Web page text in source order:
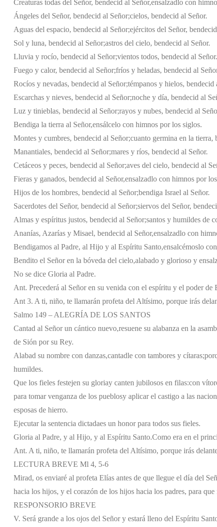
Creaturas todas del Señor, bendecid al Señor,ensalzadlo con
Ángeles del Señor, bendecid al Señor;cielos, bendecid al Señor.
Aguas del espacio, bendecid al Señor;ejércitos del Señor,
Sol y luna, bendecid al Señor;astros del cielo, bendecid al Señor.
Lluvia y rocío, bendecid al Señor;vientos todos, bendecid al Señor.
Fuego y calor, bendecid al Señor;fríos y heladas, bendecid al
Rocíos y nevadas, bendecid al Señor;témpanos y hielos, bendecid
Escarchas y nieves, bendecid al Señor;noche y día, bendecid al
Luz y tinieblas, bendecid al Señor;rayos y nubes, bendecid al
Bendiga la tierra al Señor,ensálcelo con himnos por los siglos.
Montes y cumbres, bendecid al Señor;cuanto germina en la tierra,
Manantiales, bendecid al Señor;mares y ríos, bendecid al Señor.
Cetáceos y peces, bendecid al Señor;aves del cielo, bendecid al
Fieras y ganados, bendecid al Señor,ensalzadlo con himnos por
Hijos de los hombres, bendecid al Señor;bendiga Israel al Señor.
Sacerdotes del Señor, bendecid al Señor;siervos del Señor,
Almas y espíritus justos, bendecid al Señor;santos y humildes de
Ananías, Azarías y Misael, bendecid al Señor,ensalzadlo con
Bendigamos al Padre, al Hijo y al Espíritu Santo,ensalcémoslo
Bendito el Señor en la bóveda del cielo,alabado y glorioso y
No se dice Gloria al Padre.
Ant. Precederá al Señor en su venida con el espíritu y el poder
Ant 3. A ti, niño, te llamarán profeta del Altísimo, porque irás
Salmo 149 – ALEGRÍA DE LOS SANTOS
Cantad al Señor un cántico nuevo,resuene su alabanza en la
de Sión por su Rey.
Alabad su nombre con danzas,cantadle con tambores y cítaras;
humildes.
Que los fieles festejen su gloriay canten jubilosos en filas:con
para tomar venganza de los pueblosy aplicar el castigo a las
esposas de hierro.
Ejecutar la sentencia dictadaes un honor para todos sus fieles.
Gloria al Padre, y al Hijo, y al Espíritu Santo.Como era en el
Ant. A ti, niño, te llamarán profeta del Altísimo, porque irás
LECTURA BREVE Ml 4, 5-6
Mirad, os enviaré al profeta Elías antes de que llegue el día del
hacia los hijos, y el corazón de los hijos hacia los padres, para
RESPONSORIO BREVE
V. Será grande a los ojos del Señor y estará lleno del Espíritu